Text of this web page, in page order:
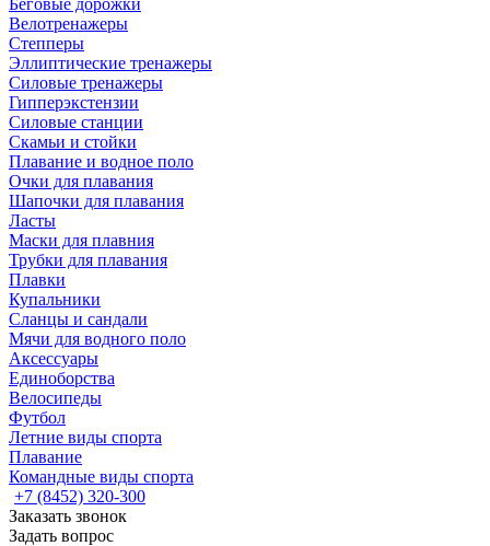
Беговые дорожки
Велотренажеры
Степперы
Эллиптические тренажеры
Силовые тренажеры
Гипперэкстензии
Силовые станции
Скамьи и стойки
Плавание и водное поло
Очки для плавания
Шапочки для плавания
Ласты
Маски для плавния
Трубки для плавания
Плавки
Купальники
Сланцы и сандали
Мячи для водного поло
Аксессуары
Единоборства
Велосипеды
Футбол
Летние виды спорта
Плавание
Командные виды спорта
+7 (8452) 320-300
Заказать звонок
Задать вопрос